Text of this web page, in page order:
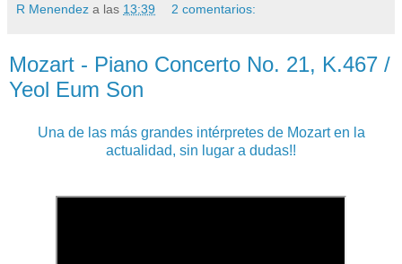
R Menendez a las 13:39 2 comentarios:
Mozart - Piano Concerto No. 21, K.467 /
Yeol Eum Son
Una de las más grandes intérpretes de Mozart en la
actualidad, sin lugar a dudas!!